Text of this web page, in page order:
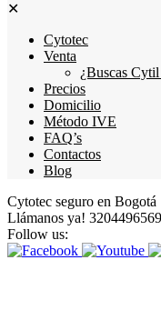
✕
Cytotec
Venta
¿Buscas
Precios
Domicilio
Método IVE
FAQ’s
Contactos
Blog
Cytotec seguro en Bogotá
Llámanos ya! 3204496569
Follow us: